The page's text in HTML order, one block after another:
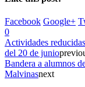
Facebook Google+
0
Actividades
del 20 de junio
Bandera a alumnos
Malvinasnext